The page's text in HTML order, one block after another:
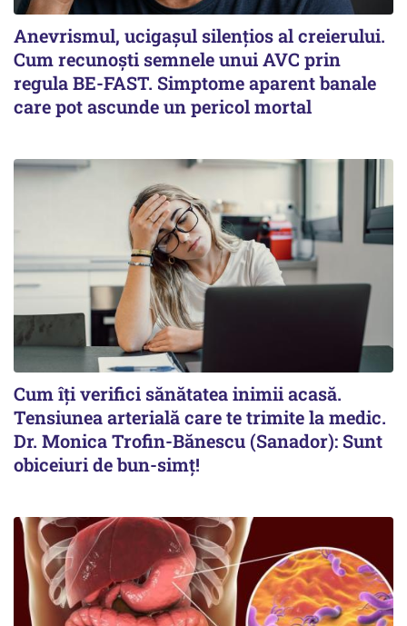
Anevrismul, ucigașul silențios al creierului.
Cum recunoști semnele unui AVC prin
regula BE-FAST. Simptome aparent banale
care pot ascunde un pericol mortal
Cum îți verifici sănătatea inimii acasă.
Tensiunea arterială care te trimite la medic.
Dr. Monica Trofin-Bănescu (Sanador): Sunt
obiceiuri de bun-simț!